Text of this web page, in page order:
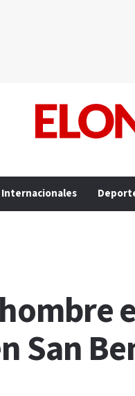
Internacionales
San